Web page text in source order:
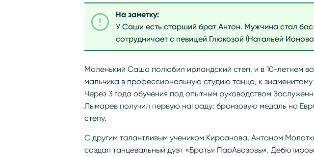
На заметку:
У Саши есть старший брат Антон. Мужчина стал
сотрудничает с певицей Глюкозой (Натальей
Маленький Саша полюбил ирландский степ, и в 10-летнем
мальчика в профессиональную студию танца, к
Через 3 года обучения под опытным руководством
Лымарев получил первую награду: бронзовую медаль на
степу.
С другим талантливым учеником Кирсанова, Антоном
создал танцевальный дуэт «Братья ПарАвозовы».